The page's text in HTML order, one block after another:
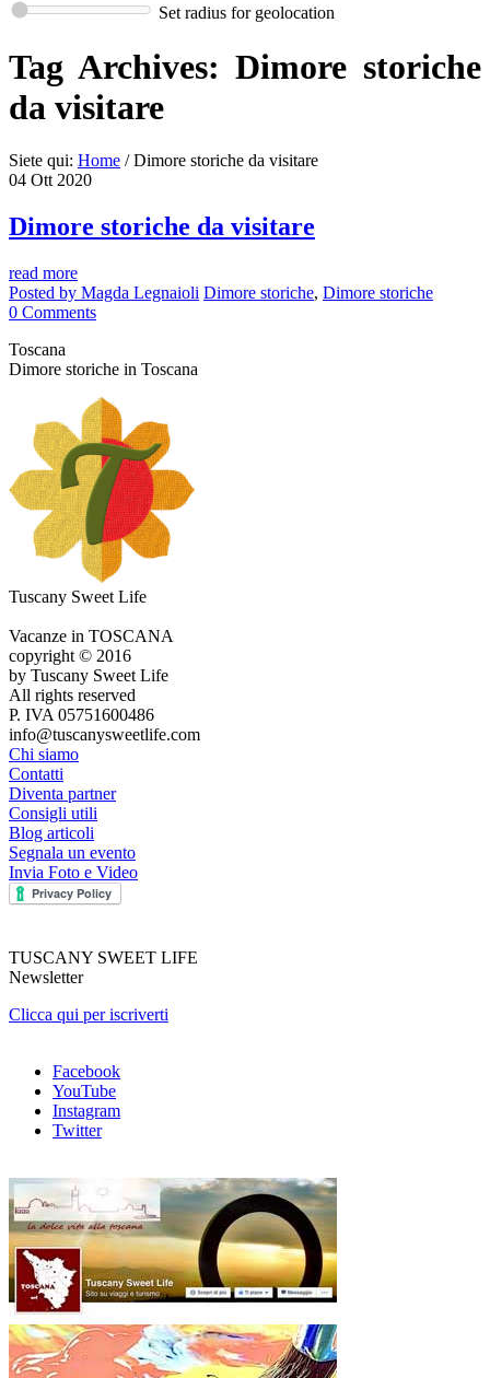
Set radius for geolocation
Tag Archives:Dimore storiche
da visitare
Siete qui: Home / Dimore storiche da visitare
04 Ott 2020
Dimore storiche da visitare
read more
Posted by Magda Legnaioli Dimore storiche, Dimore storiche
0 Comments
Toscana
Dimore storiche in Toscana
Tuscany Sweet Life
Vacanze in TOSCANA
copyright © 2016
by Tuscany Sweet Life
All rights reserved
P. IVA 05751600486
info@tuscanysweetlife.com
Chi siamo
Contatti
Diventa partner
Consigli utili
Blog articoli
Segnala un evento
Invia Foto e Video
TUSCANY SWEET LIFE
Newsletter
Clicca qui per iscriverti
Facebook
YouTube
Instagram
Twitter